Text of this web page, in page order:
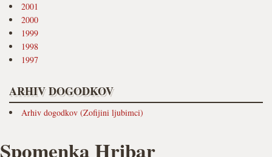
2001
2000
1999
1998
1997
ARHIV DOGODKOV
Arhiv dogodkov (Zofijini ljubimci)
Spomenka Hribar